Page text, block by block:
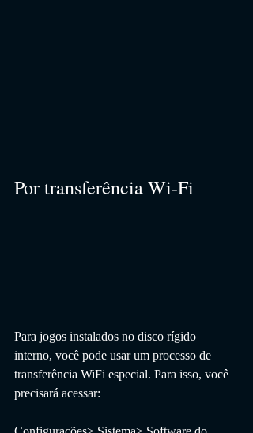
Por transferência Wi-Fi
Para jogos instalados no disco rígido
interno, você pode usar um processo de
transferência WiFi especial. Para isso, você
precisará acessar: